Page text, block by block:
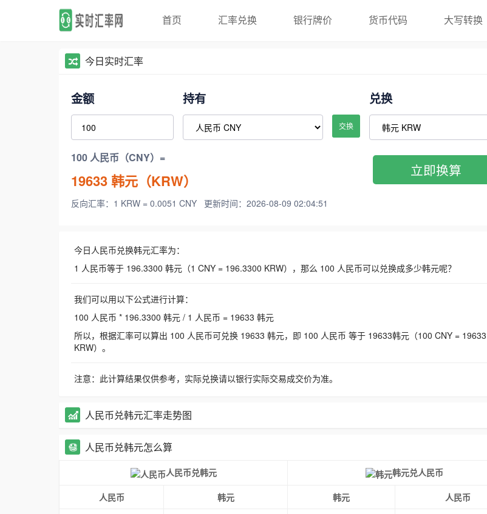
首页 汇率兑换 银行牌价 货币代码 大写转换
今日实时汇率
金额 持有
交换
兑换
100 人民币（CNY）=
19633韩元（KRW）
反向汇率：1 KRW = 0.0051 CNY 更新时间：2026-08-09 02:04:51
立即换算
今日人民币兑换韩元汇率为：
1 人民币等于 196.3300 韩元（1 CNY = 196.3300 KRW），那么 100 人民币可以兑换成多少韩元呢？
我们可以用以下公式进行计算：
100 人民币 * 196.3300 韩元 / 1 人民币 = 19633 韩元
所以，根据汇率可以算出 100 人民币可兑换 19633 韩元，即 100 人民币 等于 19633韩元（100 CNY = 19633
KRW）。
注意：此计算结果仅供参考，实际兑换请以银行实际交易成交价为准。
人民币兑韩元汇率走势图
人民币兑韩元怎么算
人民币兑韩元 韩元兑人民币
人民币 韩元 韩元
人民币